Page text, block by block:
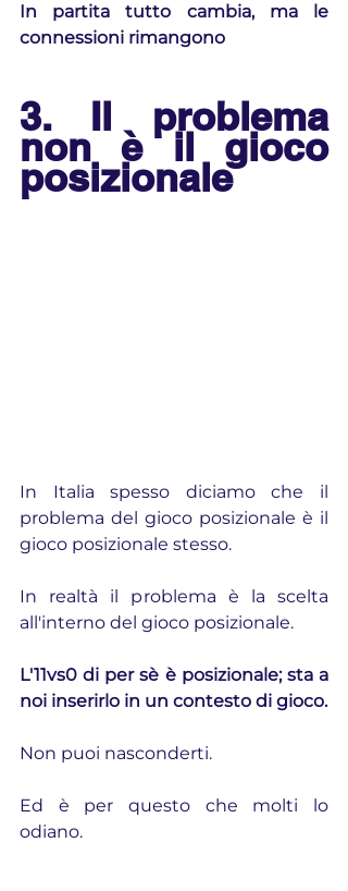
In partita tutto cambia, ma le
connessioni rimangono
3. Il problema
non è il gioco
posizionale
In Italia spesso diciamo che il
problema del gioco posizionale è il
gioco posizionale stesso.
In realtà il problema è la scelta
all'interno del gioco posizionale.
L'11vs0 di per sè è posizionale; sta a
noi inserirlo in un contesto di gioco.
Non puoi nasconderti.
Ed è per questo che molti lo
odiano.